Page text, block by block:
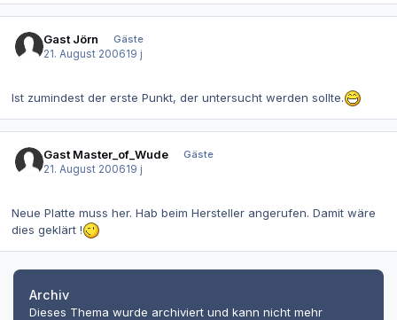
Gast Jörn
Gäste
21. August 200619 j
Ist zumindest der erste Punkt, der untersucht werden sollte.
Gast Master_of_Wude
Gäste
21. August 200619 j
Neue Platte muss her. Hab beim Hersteller angerufen. Damit wäre
dies geklärt !
Archiv
Dieses Thema wurde archiviert und kann nicht mehr